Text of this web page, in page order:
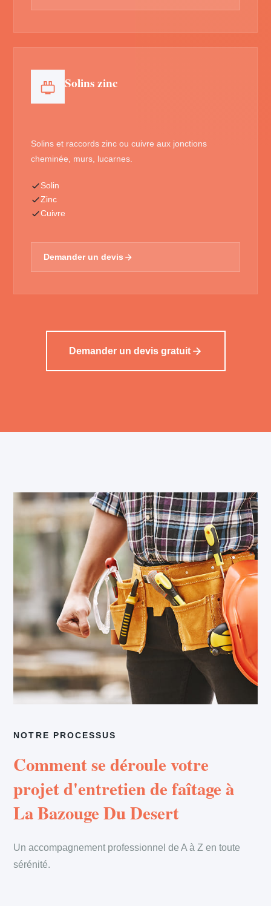
Solins zinc
Solins et raccords zinc ou cuivre aux jonctions
cheminée, murs, lucarnes.
Solin
Zinc
Cuivre
Demander un devis
Demander un devis gratuit
NOTRE PROCESSUS
Comment se déroule votre
projet d'entretien de faîtage à
La Bazouge Du Desert
Un accompagnement professionnel de A à Z en toute
sérénité.